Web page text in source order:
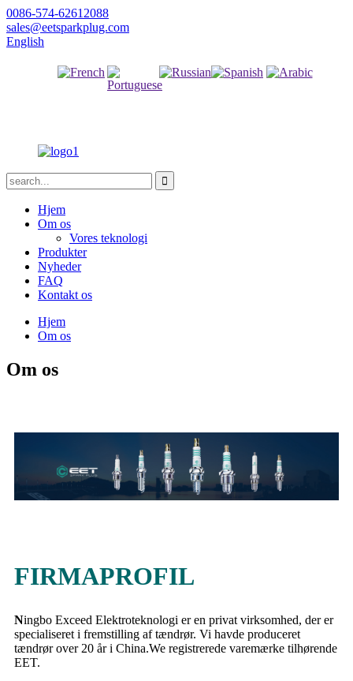
0086-574-62612088
sales@eetsparkplug.com
English
Hjem
Om os
Vores teknologi
Produkter
Nyheder
FAQ
Kontakt os
Hjem
Om os
Om os
FIRMAPROFIL
Ningbo Exceed Elektroteknologi er en privat virksomhed, der er
specialiseret i fremstilling af tændrør. Vi havde produceret
tændrør over 20 år i China.We registrerede varemærke tilhørende
EET.